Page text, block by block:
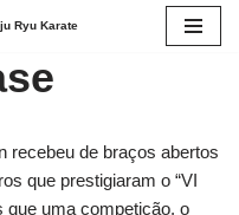
Ryu Karate
recebeu de braços abertos
que prestigiaram o “VI
que uma competição, o